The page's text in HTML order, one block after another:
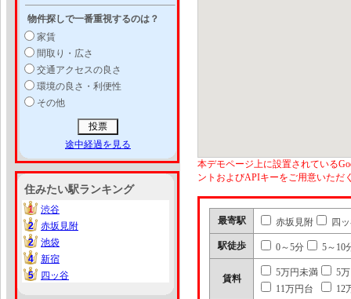
物件探しで一番重視するのは？
家賃
間取り・広さ
交通アクセスの良さ
環境の良さ・利便性
その他
途中経過を見る
住みたい駅ランキング
1
1
渋谷
2
2
赤坂見附
2
2
池袋
4
4
新宿
5
5 四ッ谷
本デモページ上に設置されている
ントおよびAPIキーをご用意いただ
最寄駅 赤坂見附 四
駅徒歩 0～5分 5～10
賃料
5万円未満
5
11万円台
12